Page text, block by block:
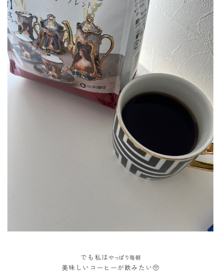
でも私はやっぱり毎朝
美味しいコーヒーが飲みたい🥺